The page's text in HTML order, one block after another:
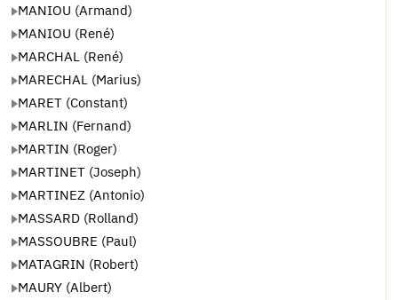
MANIOU (Armand)
MANIOU (René)
MARCHAL (René)
MARECHAL (Marius)
MARET (Constant)
MARLIN (Fernand)
MARTIN (Roger)
MARTINET (Joseph)
MARTINEZ (Antonio)
MASSARD (Rolland)
MASSOUBRE (Paul)
MATAGRIN (Robert)
MAURY (Albert)